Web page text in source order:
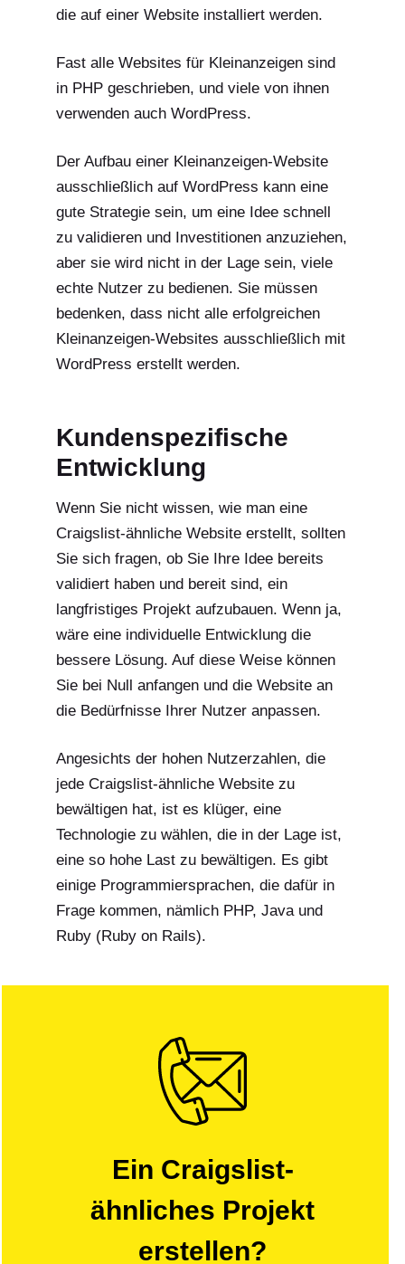
die auf einer Website installiert werden.
Fast alle Websites für Kleinanzeigen sind
in PHP geschrieben, und viele von ihnen
verwenden auch WordPress.
Der Aufbau einer Kleinanzeigen-Website
ausschließlich auf WordPress kann eine
gute Strategie sein, um eine Idee schnell
zu validieren und Investitionen anzuziehen,
aber sie wird nicht in der Lage sein, viele
echte Nutzer zu bedienen. Sie müssen
bedenken, dass nicht alle erfolgreichen
Kleinanzeigen-Websites ausschließlich mit
WordPress erstellt werden.
Kundenspezifische
Entwicklung
Wenn Sie nicht wissen, wie man eine
Craigslist-ähnliche Website erstellt, sollten
Sie sich fragen, ob Sie Ihre Idee bereits
validiert haben und bereit sind, ein
langfristiges Projekt aufzubauen. Wenn ja,
wäre eine individuelle Entwicklung die
bessere Lösung. Auf diese Weise können
Sie bei Null anfangen und die Website an
die Bedürfnisse Ihrer Nutzer anpassen.
Angesichts der hohen Nutzerzahlen, die
jede Craigslist-ähnliche Website zu
bewältigen hat, ist es klüger, eine
Technologie zu wählen, die in der Lage ist,
eine so hohe Last zu bewältigen. Es gibt
einige Programmiersprachen, die dafür in
Frage kommen, nämlich PHP, Java und
Ruby (Ruby on Rails).
Ein Craigslist-
ähnliches Projekt
erstellen?